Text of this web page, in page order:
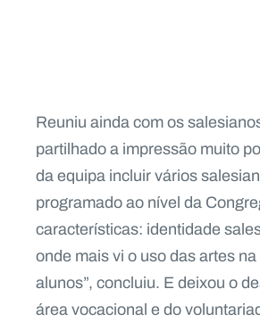
Reuniu ainda com os
partilhado a impressão muito
da equipa incluir vários
programado ao nível da
características: identidade
onde mais vi o uso das artes
alunos”, concluiu. E deixou o
área vocacional e do